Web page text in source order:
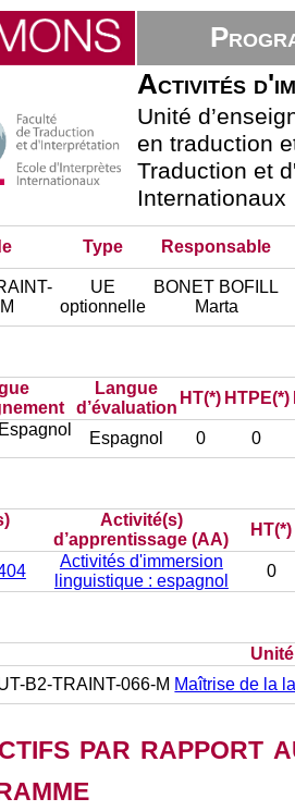
Activités
Unité
en traduction
Traduction et
Internationaux
Type Responsable
UE
optionnelle
BONET BOFILL
Marta
Langue
d’évaluation
HT(*) HTPE(*)
Espagnol
Espagnol 0 0
Activité(s)
d’apprentissage (AA)
HT(*)
Activités d'immersion
linguistique : espagnol
0
B2-TRAINT-066-M Maîtrise de la
par rapport